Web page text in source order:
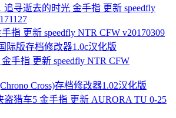
追寻逝去的时光 金手指 更新 speedfly
指 更新 speedfly NTR CFW v20170309
际版存档修改器1.0c汉化版
手指 更新 speedfly NTR CFW
Cross)存档修改器1.02汉化版
盗猎车5 金手指 更新 AURORA TU 0-25